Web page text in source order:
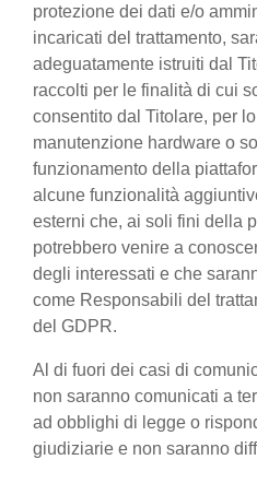
protezione dei dati e/o
incaricati del trattamento,
adeguatamente istruiti dal
raccolti per le finalità di cui
consentito dal Titolare, per
manutenzione hardware o
funzionamento della
alcune funzionalità
esterni che, ai soli fini della
potrebbero venire a
degli interessati e che
come Responsabili del
del GDPR.
Al di fuori dei casi di
non saranno comunicati a
ad obblighi di legge o
giudiziarie e non saranno